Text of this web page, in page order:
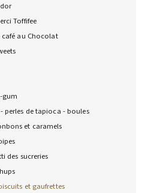
Toffifee
café au Chocolat
gum
perles de tapioca - boules
et caramels
des sucreries
et gaufrettes